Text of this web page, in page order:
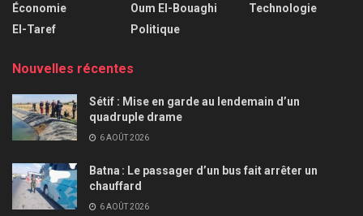
Économie
El-Taref
Oum El-Bouaghi
Politique
Technologie
Nouvelles récentes
Sétif : Mise en garde au lendemain d’un
quadruple drame
6 AOÛT 2026
Batna : Le passager d’un bus fait arrêter un
chauffard
6 AOÛT 2026